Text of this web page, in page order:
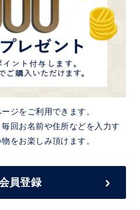
ジをご利用できます。
回お名前や住所などを入力す
をお楽しみ頂けます。
員登録